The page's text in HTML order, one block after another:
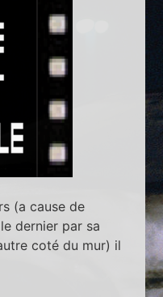
(a cause de
dernier par sa
coté du mur) il